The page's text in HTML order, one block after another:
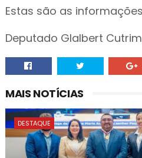
Estas são as
Deputado Glalbert
MAIS NOTÍCIAS
DESTAQUE